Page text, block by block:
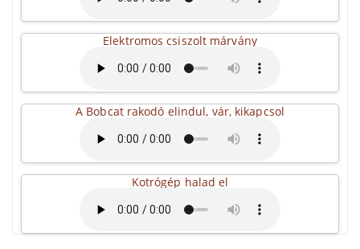
Elektromos csiszolt márvány
A Bobcat rakodó elindul, vár, kikapcsol
Kotrógép halad el